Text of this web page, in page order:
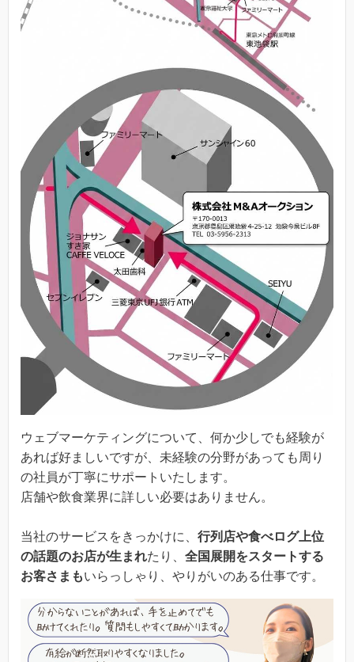
ウェブマーケティングについて、何か少しでも経験が
あれば好ましいですが、未経験の分野があっても周り
の社員が丁寧にサポートいたします。
店舗や飲食業界に詳しい必要はありません。
当社のサービスをきっかけに、 行列店や食べログ上位
の話題のお店が生まれたり、 全国展開をスタートする
お客さまもいらっしゃり、やりがいのある仕事です。